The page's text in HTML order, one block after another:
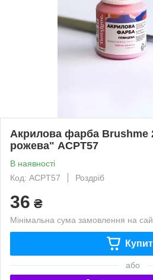
Акрилова фарба Brushme
рожева" ACPT57
В наявності
Код: ACPT57
Роздріб
36 ₴
Мінімальна сума замовлення на
або